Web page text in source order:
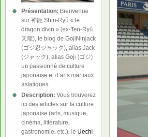
Présentation: Bienvenue
sur 神龍 Shin-Ryû « le
dragon divin » (ex-Ten-Ryû
天龍), le blog de GojiNinjack
(ゴジ忍ジャック), alias Jack
(ジャック), alias Goji (ゴジ)
un passionné de culture
japonaise et d’arts martiaux
asiatiques.
Description: Vous trouverez
ici des articles sur la culture
japonaise (arts, musique,
cinéma, littérature,
gastronomie, etc.), le Uechi-